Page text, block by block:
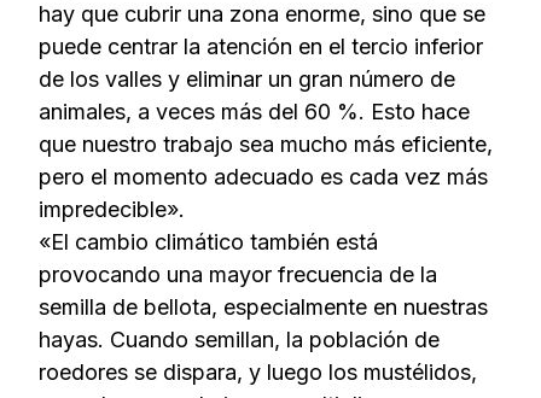
hay que cubrir una zona enorme, sino que se
puede centrar la atención en el tercio inferior
de los valles y eliminar un gran número de
animales, a veces más del 60 %. Esto hace
que nuestro trabajo sea mucho más eficiente,
pero el momento adecuado es cada vez más
impredecible».
«El cambio climático también está
provocando una mayor frecuencia de la
semilla de bellota, especialmente en nuestras
hayas. Cuando semillan, la población de
roedores se dispara, y luego los mustélidos,